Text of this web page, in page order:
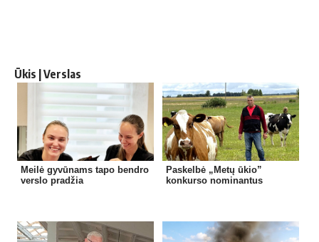
Ūkis | Verslas
Meilė gyvūnams tapo bendro
verslo pradžia
Paskelbė „Metų ūkio”
konkurso nominantus